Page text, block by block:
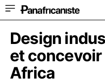
Design
et concevoir
Africa